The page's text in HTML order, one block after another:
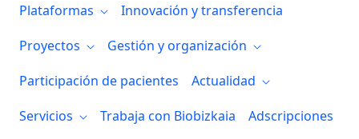
Plataformas
Innovación y transferencia
Proyectos
Gestión y organización
Participación de pacientes
Actualidad
Servicios
Trabaja con Biobizkaia
Adscripciones